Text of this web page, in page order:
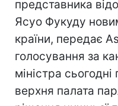
представника
Ясуо Фукуду
країни, передає
голосування за
міністра
верхня палата